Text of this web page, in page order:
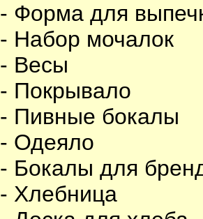
- Форма для
- Набор мочалок
- Весы
- Покрывало
- Пивные бокалы
- Одеяло
- Бокалы для
- Хлебница